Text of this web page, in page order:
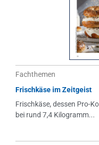
Fachthemen
Frischkäse im Zeitgeist
Frischkäse, dessen Pro-
bei rund 7,4 Kilogramm...